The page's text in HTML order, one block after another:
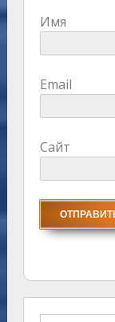
Имя
Email
Сайт